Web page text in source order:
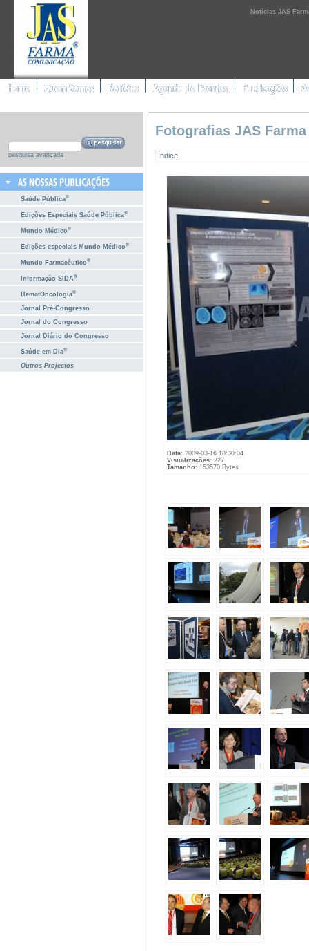
Notícias JAS
pesquisa avançada
Saúde Pública®
Edições Especiais Saúde Pública®
Mundo Médico®
Edições especiais Mundo Médico®
Mundo Farmacêutico®
Informação SIDA®
HematOncologia®
Jornal Pré-Congresso
Jornal do Congresso
Jornal Diário do Congresso
Saúde em Dia®
Outros Projectos
Fotografias JAS
Índice
Data: 2009-03-16 18:30:04
Visualizações: 227
Tamanho: 153570 Bytes